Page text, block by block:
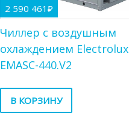
2 590 461 ₽
Чиллер с воздушным
охлаждением Electrolux
EMASC-440.V2
В КОРЗИНУ